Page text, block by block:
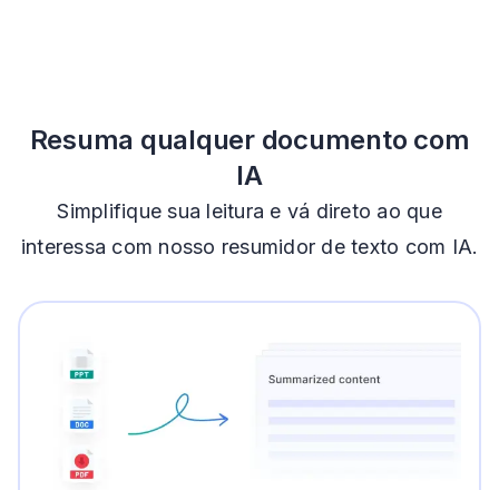
Resuma qualquer documento com
IA
Simplifique sua leitura e vá direto ao que
interessa com nosso resumidor de texto com IA.